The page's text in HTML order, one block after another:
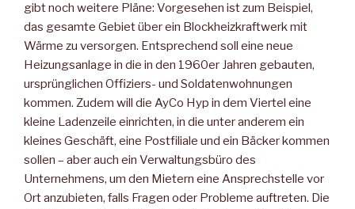
gibt noch weitere Pläne: Vorgesehen ist zum Beispiel,
das gesamte Gebiet über ein Blockheizkraftwerk mit
Wärme zu versorgen. Entsprechend soll eine neue
Heizungsanlage in die in den 1960er Jahren gebauten,
ursprünglichen Offiziers- und Soldatenwohnungen
kommen. Zudem will die AyCo Hyp in dem Viertel eine
kleine Ladenzeile einrichten, in die unter anderem ein
kleines Geschäft, eine Postfiliale und ein Bäcker kommen
sollen – aber auch ein Verwaltungsbüro des
Unternehmens, um den Mietern eine Ansprechstelle vor
Ort anzubieten, falls Fragen oder Probleme auftreten. Die